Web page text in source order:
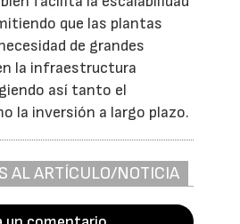
que las plantas
de grandes
la infraestructura
así tanto el
la inversión a largo plazo.
AL ARTÍCULO/NOTICIA